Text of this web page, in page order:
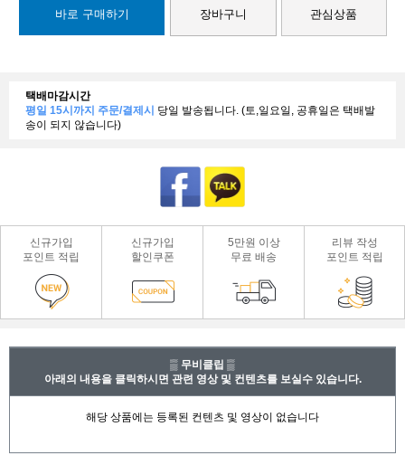
바로 구매하기 장바구니 관심상품
택배마감시간
평일 15시까지 주문/결제시 당일 발송됩니다. (토,일요일, 공휴일은 택배발
송이 되지 않습니다)
신규가입
포인트 적립
신규가입
할인쿠폰
5만원 이상
무료 배송
리뷰 작성
포인트 적립
▒ 무비클립 ▒
아래의 내용을 클릭하시면 관련 영상 및 컨텐츠를 보실수 있습니다.